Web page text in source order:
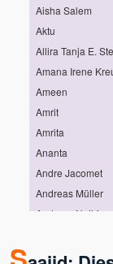
Aisha Salem
Aktu
Allira Tanja E.
Amana Irene
Ameen
Amrit
Amrita
Ananta
Andre Jacomet
Andreas Müller
Andreas Nothing
Andreas Stötter